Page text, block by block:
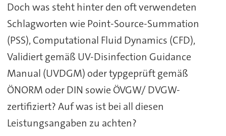
Doch was steht hinter den oft verwendeten
Schlagworten wie Point-Source-Summation
(PSS), Computational Fluid Dynamics (CFD),
Validiert gemäß UV-Disinfection Guidance
Manual (UVDGM) oder typgeprüft gemäß
ÖNORM oder DIN sowie ÖVGW/ DVGW-
zertifiziert? Auf was ist bei all diesen
Leistungsangaben zu achten?